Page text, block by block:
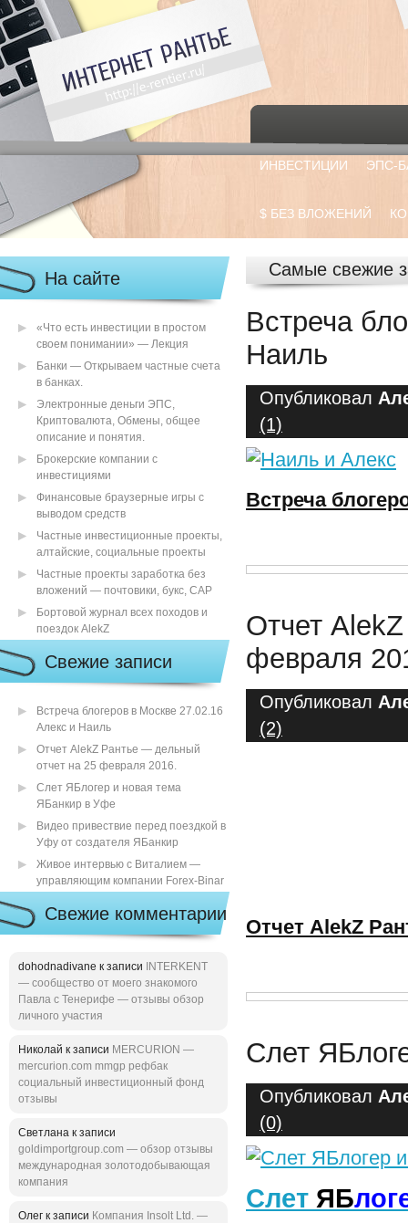
ИНВЕСТИЦИИ ЭПС-
$ БЕЗ ВЛОЖЕНИЙ
На сайте
«Что есть инвестиции в простом
своем понимании» — Лекция
Банки — Открываем частные счета
в банках.
Электронные деньги ЭПС,
Криптовалюта, Обмены, общее
описание и понятия.
Брокерские компании с
инвестициями
Финансовые браузерные игры с
выводом средств
Частные инвестиционные проекты,
алтайские, социальные проекты
Частные проекты заработка без
вложений — почтовики, букс, САР
Бортовой журнал всех походов и
поездок AlekZ
Свежие записи
Встреча блогеров в Москве 27.02.16
Алекс и Наиль
Отчет AlekZ Рантье — дельный
отчет на 25 февраля 2016.
Слет ЯБлогер и новая тема
ЯБанкир в Уфе
Видео привествие перед поездкой в
Уфу от создателя ЯБанкир
Живое интервью с Виталием —
управляющим компании Forex-Binar
Свежие комментарии
dohodnadivane к записи
INTERKENT
— сообщество от моего знакомого
Павла с Тенерифе — отзывы обзор
личного участия
Николай к записи MERCURION —
mercurion.com mmgp рефбак
социальный инвестиционный фонд
отзывы
Светлана к записи
goldimportgroup.com — обзор отзывы
международная золотодобывающая
компания
Олег к записи Компания Insolt Ltd. —
Самые свежие
Встреча
Наиль
Опубликовал
(1)
Встреча
Отчет
февраля
Опубликовал
(2)
Отчет AlekZ
Слет
Опубликовал
(0)
Слет ЯБл